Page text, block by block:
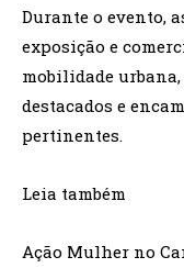
Durante o evento,
exposição e
mobilidade urbana,
destacados e
pertinentes.
Leia também
Ação Mulher no